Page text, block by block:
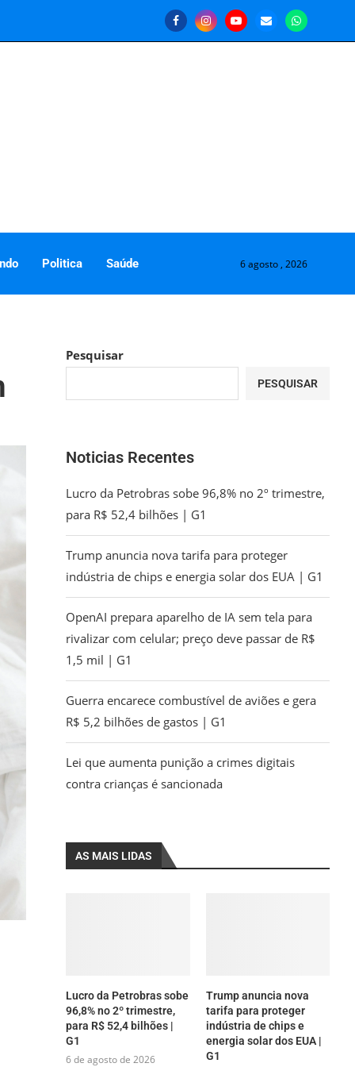
Politica Saúde 6 agosto , 2026
Pesquisar
PESQUISAR
Noticias Recentes
Lucro da Petrobras sobe 96,8% no 2º trimestre,
para R$ 52,4 bilhões | G1
Trump anuncia nova tarifa para proteger
indústria de chips e energia solar dos EUA | G1
OpenAI prepara aparelho de IA sem tela para
rivalizar com celular; preço deve passar de R$
1,5 mil | G1
Guerra encarece combustível de aviões e gera
R$ 5,2 bilhões de gastos | G1
Lei que aumenta punição a crimes digitais
contra crianças é sancionada
AS MAIS LIDAS
Lucro da Petrobras sobe
96,8% no 2º trimestre,
para R$ 52,4 bilhões |
G1
6 de agosto de 2026
Trump anuncia nova
tarifa para proteger
indústria de chips e
energia solar dos EUA |
G1